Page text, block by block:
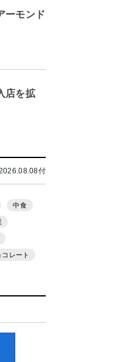
ーモンド
店を拡
付
中食
コレート